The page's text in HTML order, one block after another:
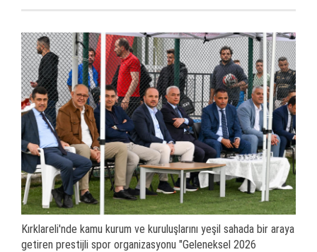
Kırklareli'nde kamu kurum ve kuruluşlarını yeşil sahada bir araya
getiren prestijli spor organizasyonu "Geleneksel 2026